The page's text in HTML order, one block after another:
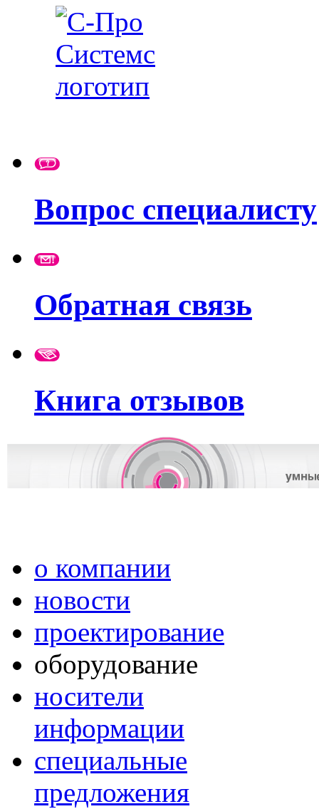
Вопрос специалисту
Обратная связь
Книга отзывов
о компании
новости
проектирование
оборудование
носители
информации
специальные
предложения